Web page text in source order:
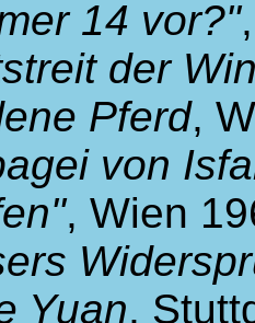
14 vor?"
der
Pferd,
von
, Wien
Yuan,